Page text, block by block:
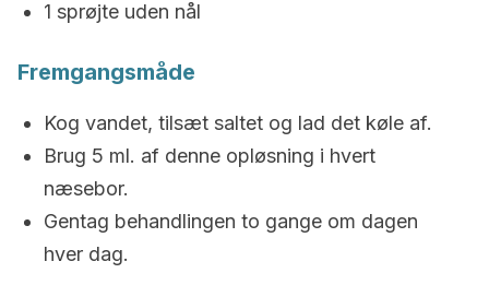
1 sprøjte uden nål
Fremgangsmåde
Kog vandet, tilsæt saltet og lad det køle af.
Brug 5 ml. af denne opløsning i hvert
næsebor.
Gentag behandlingen to gange om dagen
hver dag.